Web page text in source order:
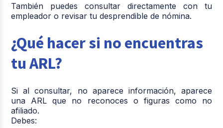
También puedes consultar directamente con tu
empleador o revisar tu desprendible de nómina.
¿Qué hacer si no encuentras
tu ARL?
Si al consultar, no aparece información, aparece
una ARL que no reconoces o figuras como no
afiliado.
Debes: